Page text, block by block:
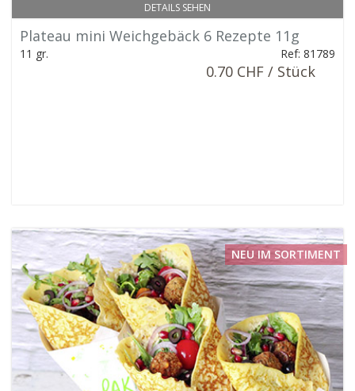
DETAILS SEHEN
Plateau mini Weichgebäck 6 Rezepte 11g
11 gr. Ref: 81789
0.70 CHF / Stück
NEU IM SORTIMENT